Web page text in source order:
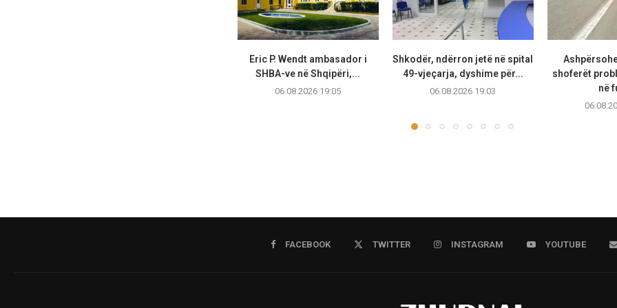
Eric P. Wendt ambasador i
SHBA-ve në Shqipëri,...
06.08.2026 19:05
Shkodër, ndërron jetë në spital
49-vjeçarja, dyshime për...
06.08.2026 19:03
shoferët
në
FACEBOOK TWITTER INSTAGRAM YOUTUBE